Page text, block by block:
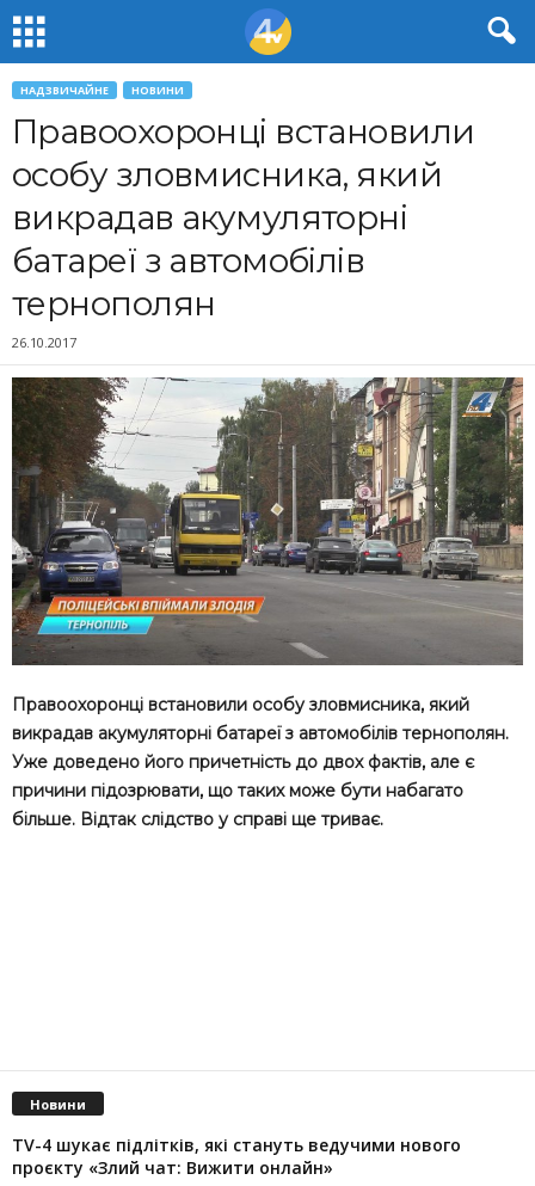
НАДЗВИЧАЙНЕ НОВИНИ
Правоохоронці встановили
особу зловмисника, який
викрадав акумуляторні
батареї з автомобілів
тернополян
26.10.2017
Правоохоронці встановили особу зловмисника, який
викрадав акумуляторні батареї з автомобілів тернополян.
Уже доведено його причетність до двох фактів, але є
причини підозрювати, що таких може бути набагато
більше. Відтак слідство у справі ще триває.
Новини
TV-4 шукає підлітків, які стануть ведучими нового
проєкту «Злий чат: Вижити онлайн»